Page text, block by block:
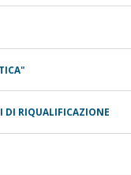
DI RIQUALIFICAZIONE